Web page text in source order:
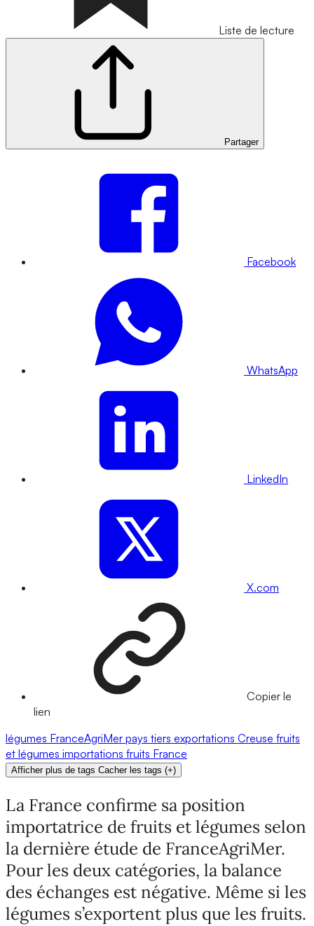
Liste de lecture
Partager
Facebook
WhatsApp
LinkedIn
X.com
Copier le
lien
légumes FranceAgriMer pays tiers exportations Creuse fruits
et légumes importations fruits France
Afficher plus de tags Cacher les tags (+)
La France confirme sa position
importatrice de fruits et légumes selon
la dernière étude de FranceAgriMer.
Pour les deux catégories, la balance
des échanges est négative. Même si les
légumes s’exportent plus que les fruits.